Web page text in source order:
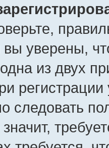
уверены,
из двух
следовать